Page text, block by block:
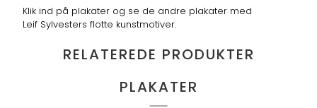
Klik ind på plakater og se de andre plakater med
Leif Sylvesters flotte kunstmotiver.
RELATEREDE PRODUKTER
PLAKATER